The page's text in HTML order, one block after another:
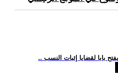
بابا لقضايا إثبات النسب